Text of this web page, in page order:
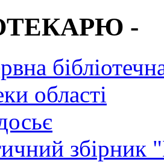
-
області